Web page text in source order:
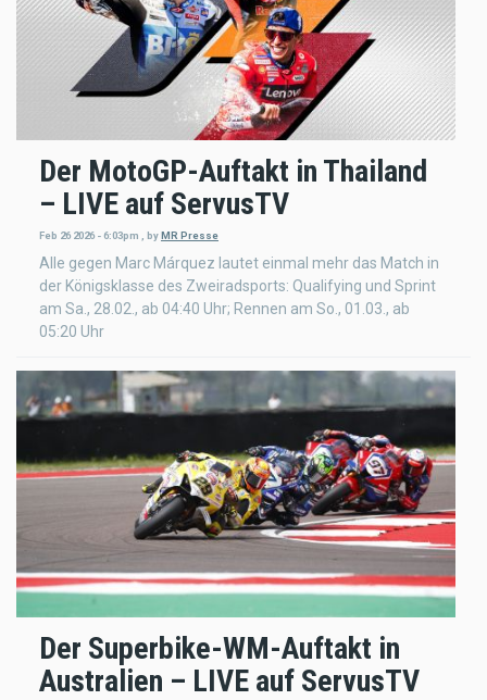
Der MotoGP-Auftakt in Thailand
– LIVE auf ServusTV
Feb 26 2026 - 6:03pm , byMR Presse
Alle gegen Marc Márquez lautet einmal mehr das Match in
der Königsklasse des Zweiradsports: Qualifying und Sprint
am Sa., 28.02., ab 04:40 Uhr; Rennen am So., 01.03., ab
05:20 Uhr
Der Superbike-WM-Auftakt in
Australien – LIVE auf ServusTV